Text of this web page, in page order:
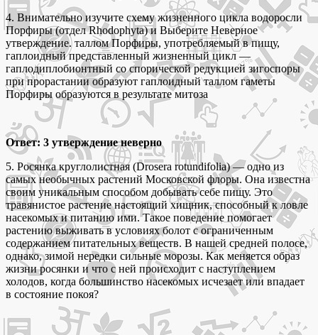
4. Внимательно изучите схему жизненного цикла водоросли
Порфиры (отдел Rhodophyta) и Выберите Неверное
утверждение. таллом Порфиры, употребляемый в пищу,
гаплоидный представленный жизненный цикл —
гаплодиплобионтный со спорической редукцией зигоспоры
при прорастании образуют гаплоидный таллом гаметы
Порфиры образуются в результате митоза
Ответ: 3 утверждение неверно
5. Росянка круглолистная (Drosera rotundifolia) — одно из
самых необычных растений Московской флоры. Она известна
своим уникальным способом добывать себе пищу. Это
травянистое растение настоящий хищник, способный к ловле
насекомых и питанию ими. Такое поведение помогает
растению выживать в условиях болот с ограниченным
содержанием питательных веществ. В нашей средней полосе,
однако, зимой нередки сильные морозы. Как меняется образ
жизни росянки и что с ней происходит с наступлением
холодов, когда большинство насекомых исчезает или впадает
в состояние покоя?